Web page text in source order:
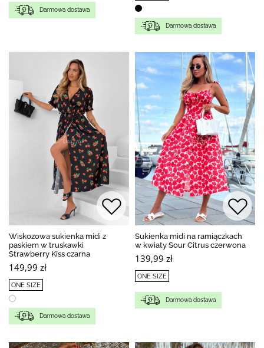
Darmowa dostawa
Darmowa dostawa
Wiskozowa sukienka midi z
paskiem w truskawki
Strawberry Kiss czarna
149,99 zł
ONE SIZE
Darmowa dostawa
Sukienka midi na ramiączkach
w kwiaty Sour Citrus czerwona
139,99 zł
ONE SIZE
Darmowa dostawa